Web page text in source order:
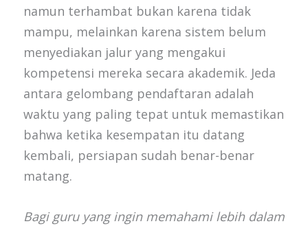
namun terhambat bukan karena tidak
mampu, melainkan karena sistem belum
menyediakan jalur yang mengakui
kompetensi mereka secara akademik. Jeda
antara gelombang pendaftaran adalah
waktu yang paling tepat untuk memastikan
bahwa ketika kesempatan itu datang
kembali, persiapan sudah benar-benar
matang.
Bagi guru yang ingin memahami lebih dalam